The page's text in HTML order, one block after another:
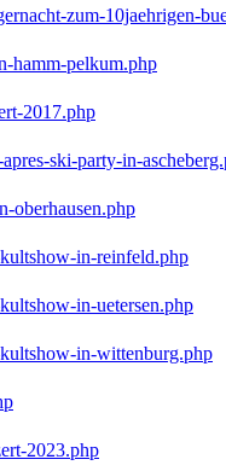
zum-10jaehrigen-
hamm-pelkum.php
2017.php
ski-party-in-
oberhausen.php
in-reinfeld.php
in-uetersen.php
in-wittenburg.php
2023.php